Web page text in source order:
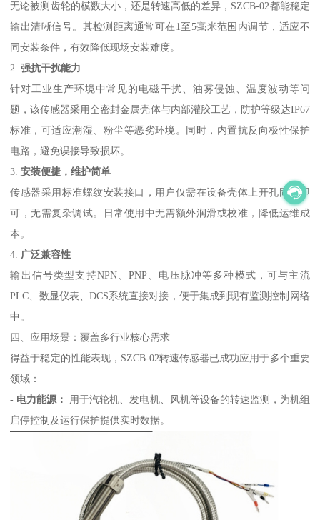
无论被测齿轮的模数大小，还是转速高低的差异，SZCB-02都能稳定
输出清晰信号。其检测距离通常可在1至5毫米范围内调节，适应不
同安装条件，有效降低现场安装难度。
2.强抗干扰能力
针对工业生产环境中常见的电磁干扰、油雾侵蚀、温度波动等问
题，该传感器采用全密封金属壳体与内部灌胶工艺，防护等级达IP67
标准，可适应潮湿、粉尘等恶劣环境。同时，内置抗反向极性保护
电路，避免误接导致损坏。
3.安装便捷，维护简单
传感器采用标准螺纹安装接口，用户仅需在设备壳体上开孔固定即
可，无需复杂调试。日常使用中无需额外润滑或校准，降低运维成
本。
4. 广泛兼容性
输出信号类型支持NPN、PNP、电压脉冲等多种模式，可与主流
PLC、数显仪表、DCS系统直接对接，便于集成到现有监测控制网络
中。
四、应用场景：覆盖多行业核心需求
得益于稳定的性能表现，SZCB-02转速传感器已成功应用于多个重要
领域：
- 电力能源：
用于汽轮机、发电机、风机等设备的转速监测，为机组
启停控制及运行保护提供实时数据。